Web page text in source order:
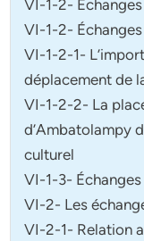
VI-1-2-
VI-1-2-
VI-1-2-1-
déplacement de
VI-1-2-2- La
d’Ambatolampy
culturel
VI-1-3-
VI-2- Les
VI-2-1- Relation